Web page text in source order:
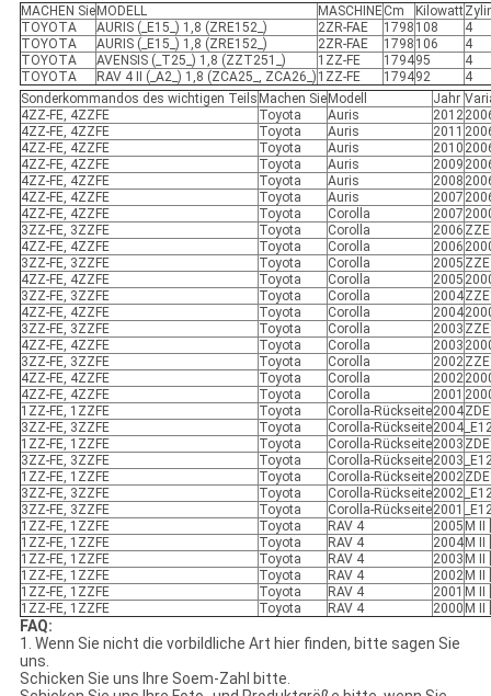
MACHEN Sie MODELL MASCHINECm Kilowatt
TOYOTA
AURIS (_E15_) 1,8 (ZRE152_) 2ZR-FAE 1798 108
4
TOYOTA
AURIS (_E15_) 1,8 (ZRE152_) 2ZR-FAE 1798 106
4
TOYOTA
AVENSIS (_T25_) 1,8 (ZZT251_) 1ZZ-FE 179495
4
TOYOTA
RAV 4 II (_A2_) 1,8 (ZCA25_, ZCA26_) 1ZZ-FE 179492
4
Sonderkommandos des wichtigen Teils Machen Sie Modell Jahr
4ZZ-FE, 4ZZFE
Toyota Auris 2012
4ZZ-FE, 4ZZFE
Toyota Auris 2011
4ZZ-FE, 4ZZFE
Toyota Auris 2010
4ZZ-FE, 4ZZFE
Toyota Auris 2009
4ZZ-FE, 4ZZFE
Toyota Auris 2008
4ZZ-FE, 4ZZFE
Toyota Auris 2007
4ZZ-FE, 4ZZFE
Toyota Corolla 2007
3ZZ-FE, 3ZZFE
Toyota Corolla 2006
4ZZ-FE, 4ZZFE
Toyota Corolla 2006
3ZZ-FE, 3ZZFE
Toyota Corolla 2005
4ZZ-FE, 4ZZFE
Toyota Corolla 2005
3ZZ-FE, 3ZZFE
Toyota Corolla 2004
4ZZ-FE, 4ZZFE
Toyota Corolla 2004
3ZZ-FE, 3ZZFE
Toyota Corolla 2003
4ZZ-FE, 4ZZFE
Toyota Corolla 2003
3ZZ-FE, 3ZZFE
Toyota Corolla 2002
4ZZ-FE, 4ZZFE
Toyota Corolla 2002
4ZZ-FE, 4ZZFE
Toyota Corolla 2001
1ZZ-FE, 1ZZFE
Toyota Corolla-Rückseite2004
3ZZ-FE, 3ZZFE
Toyota Corolla-Rückseite2004
1ZZ-FE, 1ZZFE
Toyota Corolla-Rückseite2003
3ZZ-FE, 3ZZFE
Toyota Corolla-Rückseite2003
1ZZ-FE, 1ZZFE
Toyota Corolla-Rückseite2002
3ZZ-FE, 3ZZFE
Toyota Corolla-Rückseite2002
3ZZ-FE, 3ZZFE
Toyota Corolla-Rückseite2001
1ZZ-FE, 1ZZFE
Toyota RAV 4 2005 M II
1ZZ-FE, 1ZZFE
Toyota RAV 4 2004 M II
1ZZ-FE, 1ZZFE
Toyota RAV 4 2003 M II
1ZZ-FE, 1ZZFE
Toyota RAV 4 2002 M II
1ZZ-FE, 1ZZFE
Toyota RAV 4 2001 M II
1ZZ-FE, 1ZZFE
Toyota RAV 4 2000 M II
FAQ:
1. Wenn Sie nicht die vorbildliche Art hier finden, bitte sagen Sie
uns.
Schicken Sie uns Ihre Soem-Zahl bitte.